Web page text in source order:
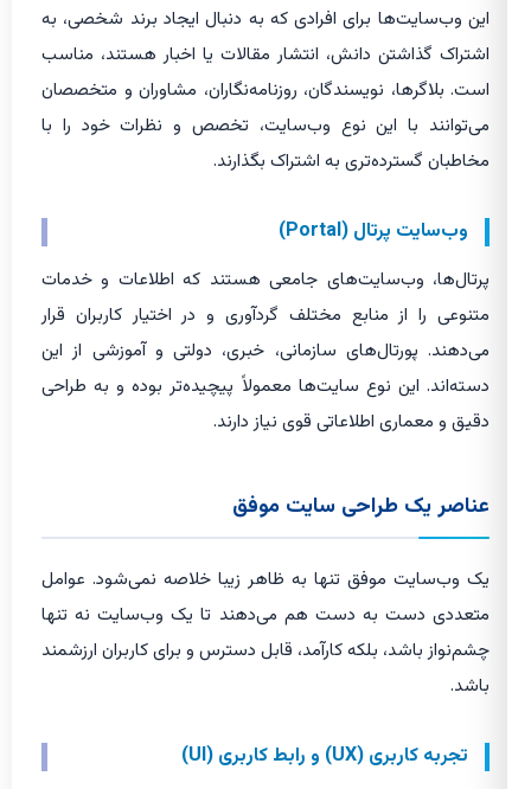
این وب‌سایت‌ها برای افرادی که به دنبال ایجاد برند شخصی، به
اشتراک گذاشتن دانش، انتشار مقالات یا اخبار هستند، مناسب
است. بلاگرها، نویسندگان، روزنامه‌نگاران، مشاوران و متخصصان
می‌توانند با این نوع وب‌سایت، تخصص و نظرات خود را با
مخاطبان گسترده‌تری به اشتراک بگذارند.
وب‌سایت پرتال (Portal)
پرتال‌ها، وب‌سایت‌های جامعی هستند که اطلاعات و خدمات
متنوعی را از منابع مختلف گردآوری و در اختیار کاربران قرار
می‌دهند. پورتال‌های سازمانی، خبری، دولتی و آموزشی از این
دسته‌اند. این نوع سایت‌ها معمولاً پیچیده‌تر بوده و به طراحی
دقیق و معماری اطلاعاتی قوی نیاز دارند.
عناصر یک طراحی سایت موفق
یک وب‌سایت موفق تنها به ظاهر زیبا خلاصه نمی‌شود. عوامل
متعددی دست به دست هم می‌دهند تا یک وب‌سایت نه تنها
چشم‌نواز باشد، بلکه کارآمد، قابل دسترس و برای کاربران ارزشمند
باشد.
تجربه کاربری (UX) و رابط کاربری (UI)